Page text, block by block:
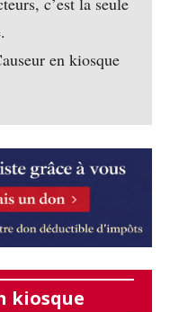
en kiosque
kiosque